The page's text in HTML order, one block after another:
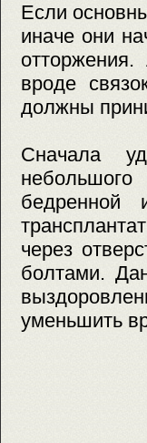
Если
иначе они
вроде
должны
Сначала
бедренной
через
болтами.
уменьшить